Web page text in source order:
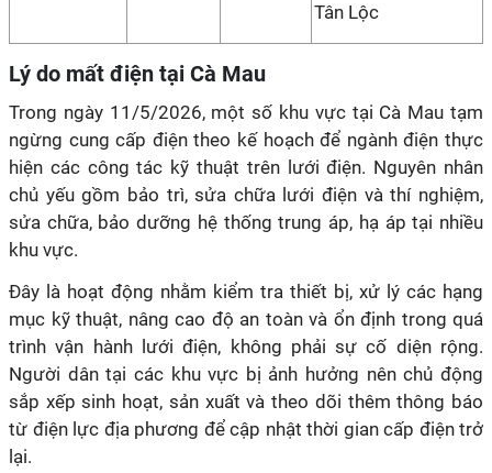
Tân Lộc
Lý do mất điện tại Cà Mau
Trong ngày 11/5/2026, một số khu vực tại Cà Mau tạm
ngừng cung cấp điện theo kế hoạch để ngành điện thực
hiện các công tác kỹ thuật trên lưới điện. Nguyên nhân
chủ yếu gồm bảo trì, sửa chữa lưới điện và thí nghiệm,
sửa chữa, bảo dưỡng hệ thống trung áp, hạ áp tại nhiều
khu vực.
Đây là hoạt động nhằm kiểm tra thiết bị, xử lý các hạng
mục kỹ thuật, nâng cao độ an toàn và ổn định trong quá
trình vận hành lưới điện, không phải sự cố diện rộng.
Người dân tại các khu vực bị ảnh hưởng nên chủ động
sắp xếp sinh hoạt, sản xuất và theo dõi thêm thông báo
từ điện lực địa phương để cập nhật thời gian cấp điện trở
lại.